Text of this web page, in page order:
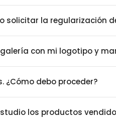
solicitar la regularización
con mi logotipo y
¿Cómo debo proceder?
los productos